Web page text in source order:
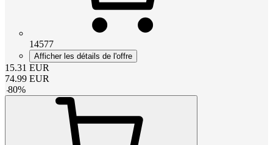
14577
Afficher les détails de l'offre
15.31 EUR
74.99 EUR
-80%